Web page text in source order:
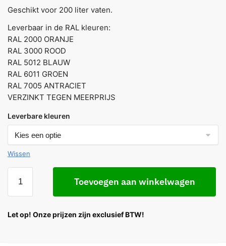
Geschikt voor 200 liter vaten.
Leverbaar in de RAL kleuren:
RAL 2000 ORANJE
RAL 3000 ROOD
RAL 5012 BLAUW
RAL 6011 GROEN
RAL 7005 ANTRACIET
VERZINKT TEGEN MEERPRIJS
Leverbare kleuren
Wissen
Toevoegen aan winkelwagen
Let op! Onze prijzen zijn exclusief BTW!